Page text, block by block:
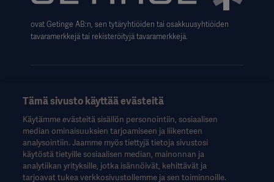
Data Subject Request Form
ovat Getinge AB:n, sen tytäryhtiöiden tai osakkuusyhtiöiden
tavaramerkkejä tai rekisteröityjä tavaramerkkejä.
Nämä tiedot on tarkoitettu vain terveydenhuollon ammattilaisille
tai muille alan ammattilaisille, ja ne on tarkoitettu vain tiedoksi.
Ne eivät ole kattavia, eikä niitä siksi tule pitää käyttöohjeen,
huolto-oppaan tai lääketieteellisen neuvonnan korvikkeena.
Getinge ei ole vastuussa mistään sellaisista toimista tai
laiminlyönneistä, jotka perustuvat tähän aineistoon, ja siihen
Tämä sivusto käyttää evästeitä
Käytämme evästeitä sisällön personointiin, sosiaalisen
median ominaisuuksien tarjoamiseen ja liikenteen
analysointiin. Jaamme myös tiettyjä tietoja sivustosi
käytöstä tietyille sosiaalisen median, mainonnan ja
analytiikan yrityksille, jotka isännöivät, kehittävät ja
tarjoavat tukea verkkosivustollemme ja sen toiminnoille.